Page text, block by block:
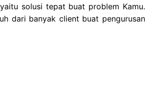
solusi tepat buat problem Kamu.
dari banyak client buat pengurusan